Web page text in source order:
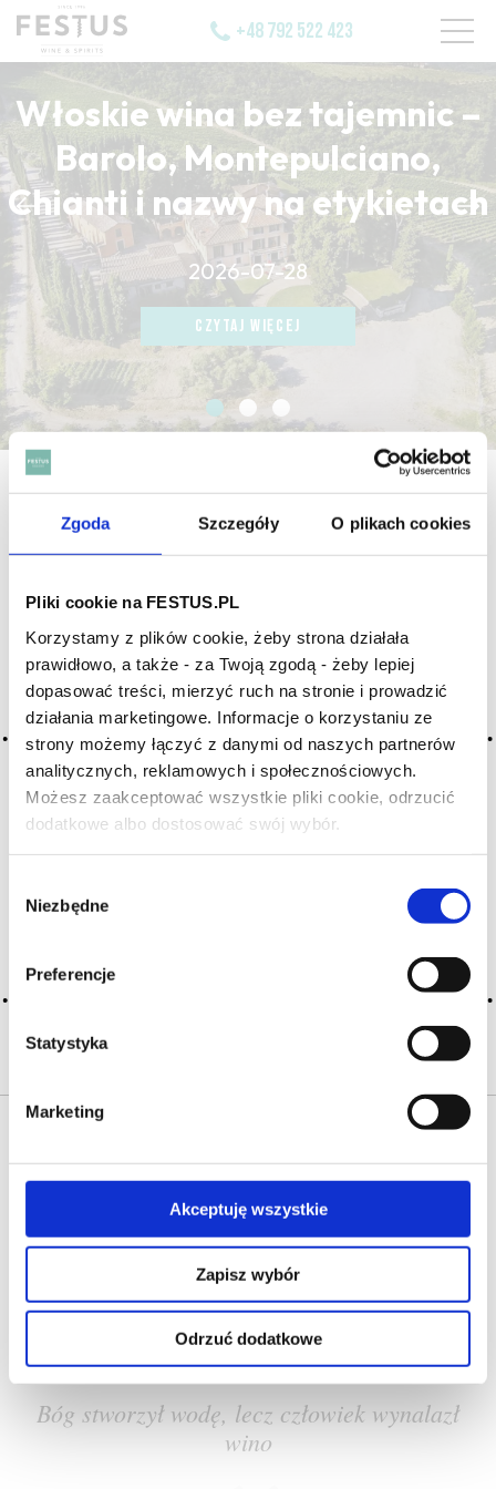
Zgoda Szczegóły O plikach cookies
Pliki cookie na FESTUS.PL
Korzystamy z plików cookie, żeby strona działała
prawidłowo, a także - za Twoją zgodą - żeby lepiej
dopasować treści, mierzyć ruch na stronie i prowadzić
działania marketingowe. Informacje o korzystaniu ze
strony możemy łączyć z danymi od naszych partnerów
analitycznych, reklamowych i społecznościowych.
Możesz zaakceptować wszystkie pliki cookie, odrzucić
dodatkowe albo dostosować swój wybór.
zgody
Niezbędne
Preferencje
Statystyka
Marketing
Akceptuję wszystkie
Zapisz wybór
Odrzuć dodatkowe
Czy masz ukończone 18 lat?
+48 792 522 423
Włoskie wina bez tajemnic –
Barolo, Montepulciano,
Chianti i nazwy na etykietach
2026-07-28
CZYTAJ WIĘCEJ
CZYTAJ WIĘCEJ
CZYTAJ WIĘCEJ
Archiwum wpisów tagu: pin
sosna
2016-05-10
CZYTAJ WIĘCEJ
pinia
2016-05-10
syn. wina żywicznego, czyli zawierającego żywicę;
przypominający żywicę pinii, obecny w niektórych winach
białych i czerwonych; aromat dosyć surowy, ale elegancki,
OFERTA ONLINE PRODUCENCI
PRZEWODNIK
SŁOWNIK
Bóg stworzył wodę, lecz człowiek wynalazł
wino